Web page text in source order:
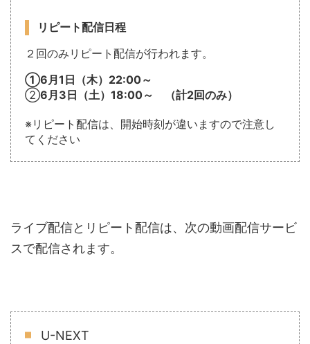
リピート配信日程
２回のみリピート配信が行われます。
①6月1日（木）22:00～
②6月3日（土）18:00～ （計2回のみ）
※リピート配信は、開始時刻が違いますので注意し
てください
ライブ配信とリピート配信は、次の動画配信サービ
スで配信されます。
U-NEXT